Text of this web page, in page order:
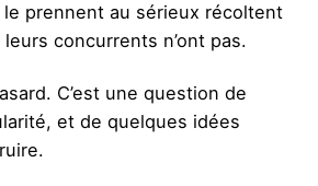
le prennent au sérieux récoltent
concurrents n’ont pas.
C’est une question de
et de quelques idées